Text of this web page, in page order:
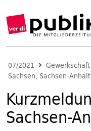
07/2021 Gewerkschaft
Sachsen, Sachsen-
Sachsen-